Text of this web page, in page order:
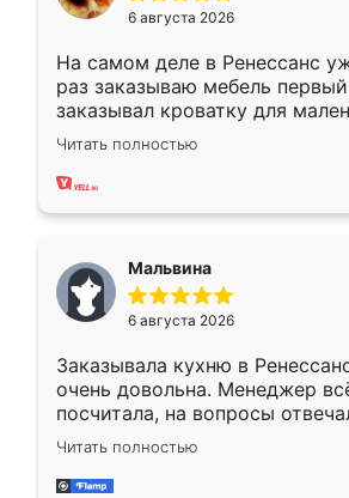
6 августа 2026
На самом деле в Ренессанс
раз заказываю мебель
заказывал кроватку для
ребёнка при его рождении ,во
заказал шкаф-купе. По
хорошее сборка достаточно
меньше, здесь же он более
Мне нравится ,если что-то
мебели буду заказывать
Читать полностью
Мальвина
6 августа 2026
Заказывала кухню в
очень довольна. Менеджер
посчитала, на вопросы
Замерщик приехал в субботу,
делу со всей
за день, ребята работали
Читать полностью